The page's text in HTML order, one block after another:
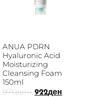
ANUA PDRN
Hyaluronic Acid
Moisturizing
Cleansing Foam
150ml
970ден 922ден